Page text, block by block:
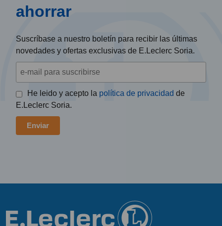
ahorrar
Suscríbase a nuestro boletín para recibir las últimas
novedades y ofertas exclusivas de E.Leclerc Soria.
He leido y acepto la política de privacidad de
E.Leclerc Soria.